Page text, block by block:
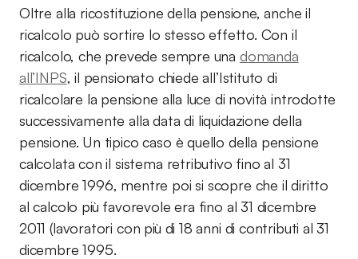
Oltre alla ricostituzione della pensione, anche il
ricalcolo può sortire lo stesso effetto. Con il
ricalcolo, che prevede sempre una domanda
all’INPS, il pensionato chiede all’Istituto di
ricalcolare la pensione alla luce di novità introdotte
successivamente alla data di liquidazione della
pensione. Un tipico caso è quello della pensione
calcolata con il sistema retributivo fino al 31
dicembre 1996, mentre poi si scopre che il diritto
al calcolo più favorevole era fino al 31 dicembre
2011 (lavoratori con più di 18 anni di contributi al 31
dicembre 1995.